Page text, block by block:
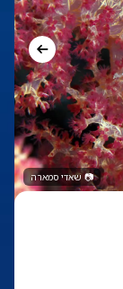
📷 שאדי סמארה